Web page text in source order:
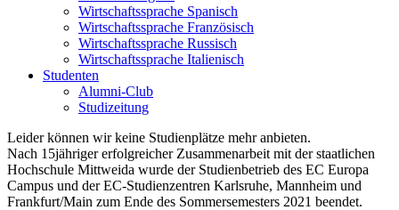
Wirtschaftssprache Spanisch
Wirtschaftssprache Französisch
Wirtschaftssprache Russisch
Wirtschaftssprache Italienisch
Studenten
Alumni-Club
Studizeitung
Leider können wir keine Studienplätze mehr anbieten.
Nach 15jähriger erfolgreicher Zusammenarbeit mit der staatlichen
Hochschule Mittweida wurde der Studienbetrieb des EC Europa
Campus und der EC-Studienzentren Karlsruhe, Mannheim und
Frankfurt/Main zum Ende des Sommersemesters 2021 beendet.